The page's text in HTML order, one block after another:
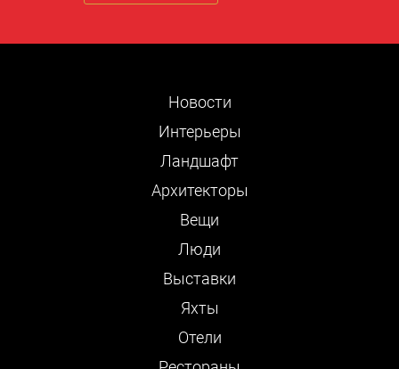
Новости
Интерьеры
Ландшафт
Архитекторы
Вещи
Люди
Выставки
Яхты
Отели